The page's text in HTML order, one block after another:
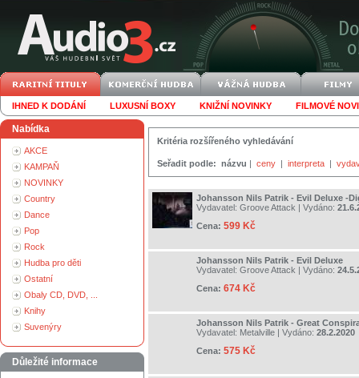
IHNED K DODÁNÍ LUXUSNÍ BOXY KNIŽNÍ NOVINKY FILMOVÉ
Nabídka
AKCE
KAMPAŇ
NOVINKY
Country
Dance
Pop
Rock
Hudba pro děti
Ostatní
Obaly CD, DVD, ...
Knihy
Suvenýry
Důležité informace
Kritéria rozšířeného vyhledávání
Seřadit podle: názvu | ceny | interpreta |
Johansson Nils Patrik - Evil Deluxe -
Vydavatel: Groove Attack | Vydáno:
Cena: 599 Kč
Johansson Nils Patrik - Evil Deluxe
Vydavatel: Groove Attack | Vydáno:
Cena: 674 Kč
Johansson Nils Patrik - Great
Vydavatel: Metalville | Vydáno: 28.2.2020
Cena: 575 Kč